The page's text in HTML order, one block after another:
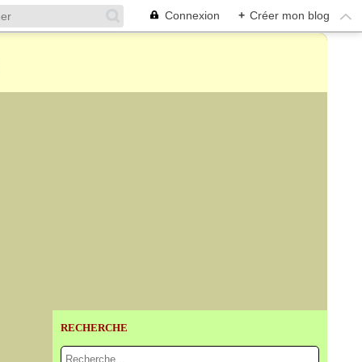
Connexion + Créer mon blog
RECHERCHE